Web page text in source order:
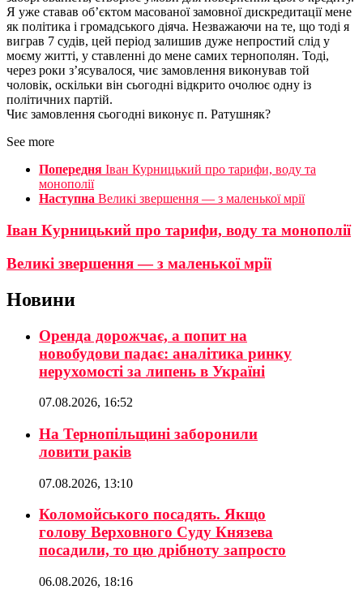
Я уже ставав об’єктом масованої замовної дискредитації мене
як політика і громадського діяча. Незважаючи на те, що тоді я
виграв 7 судів, цей період залишив дуже непростий слід у
моєму житті, у ставленні до мене самих тернополян. Тоді,
через роки з’ясувалося, чиє замовлення виконував той
чоловік, оскільки він сьогодні відкрито очолює одну із
політичних партій.
Чиє замовлення сьогодні виконує п. Ратушняк?
See more
Попередня Іван Курницький про тарифи, воду та
монополії
Наступна Великі звершення — з маленької мрії
Іван Курницький про тарифи, воду та монополії
Великі звершення — з маленької мрії
Новини
Оренда дорожчає, а попит на
новобудови падає: аналітика ринку
нерухомості за липень в Україні
07.08.2026, 16:52
На Тернопільщині заборонили
ловити раків
07.08.2026, 13:10
Коломойського посадять. Якщо
голову Верховного Суду Князева
посадили, то цю дрібноту запросто
06.08.2026, 18:16